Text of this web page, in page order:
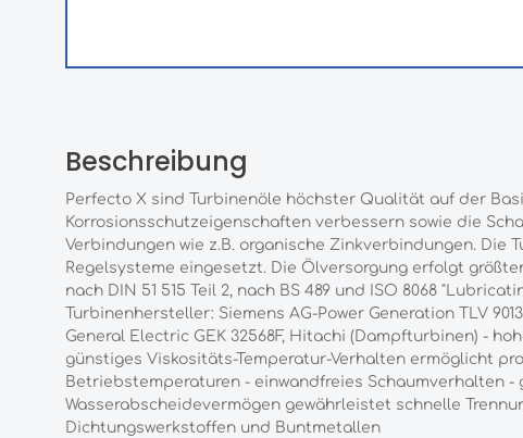
Beschreibung
Perfecto X sind Turbinenöle höchster Qualität auf der
Korrosionsschutzeigenschaften verbessern sowie die
Verbindungen wie z.B. organische Zinkverbindungen. Die
Regelsysteme eingesetzt. Die Ölversorgung erfolgt
nach DIN 51 515 Teil 2, nach BS 489 und ISO 8068
Turbinenhersteller: Siemens AG-Power Generation TLV
General Electric GEK 32568F, Hitachi (Dampfturbinen) -
günstiges Viskositäts-Temperatur-Verhalten ermöglicht
Betriebstemperaturen - einwandfreies Schaumverhalten
Wasserabscheidevermögen gewährleistet schnelle
Dichtungswerkstoffen und Buntmetallen